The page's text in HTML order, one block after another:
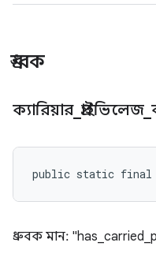
ধ্রুবক
ক্যারিয়ার_ প্রাইভিলেজ_
public static final
ধ্রুবক মান: